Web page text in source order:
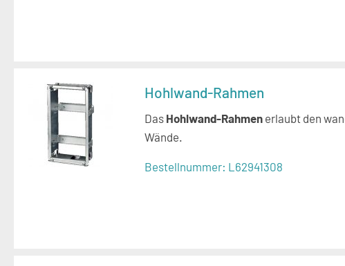
Hohlwand-Rahmen
Das Hohlwand-Rahmen erlaubt den
Wände.
Bestellnummer: L62941308